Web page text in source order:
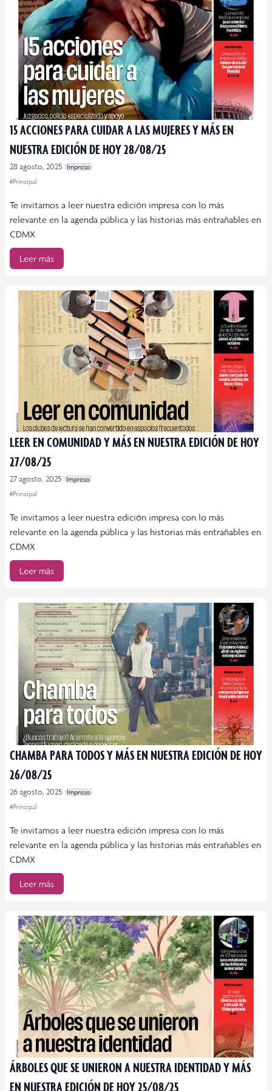
15 ACCIONES PARA CUIDAR A LAS MUJERES Y MÁS EN
NUESTRA EDICIÓN DE HOY 28/08/25
28 agosto, 2025
Impreso
#Principal
Te invitamos a leer nuestra edición impresa con lo más
relevante en la agenda pública y las historias más entrañables en
CDMX
Leer más
LEER EN COMUNIDAD Y MÁS EN NUESTRA EDICIÓN DE HOY
27/08/25
27 agosto, 2025
Impreso
#Principal
Te invitamos a leer nuestra edición impresa con lo más
relevante en la agenda pública y las historias más entrañables en
CDMX
Leer más
CHAMBA PARA TODOS Y MÁS EN NUESTRA EDICIÓN DE HOY
26/08/25
26 agosto, 2025
Impreso
#Principal
Te invitamos a leer nuestra edición impresa con lo más
relevante en la agenda pública y las historias más entrañables en
CDMX
Leer más
ÁRBOLES QUE SE UNIERON A NUESTRA IDENTIDAD Y MÁS
EN NUESTRA EDICIÓN DE HOY 25/08/25